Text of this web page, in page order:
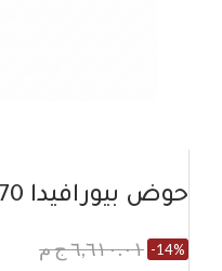
حوض بيورافيدا 70 سم
٦,٦١٠.٠١ ج م -14%